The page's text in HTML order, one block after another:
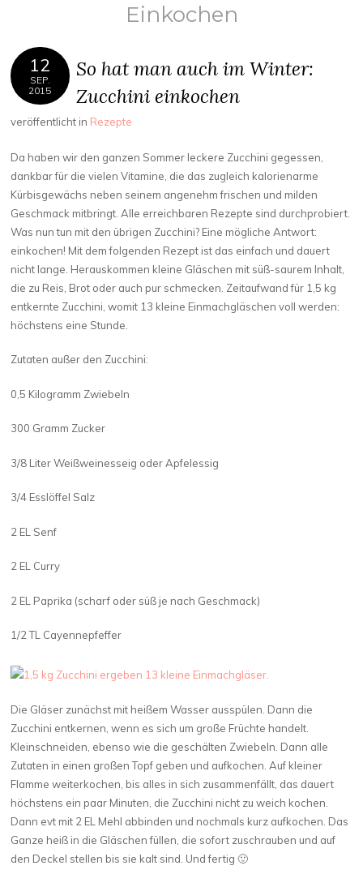
Einkochen
12
SEP.
2015
So hat man auch im Winter:
Zucchini einkochen
veröffentlicht in Rezepte
Da haben wir den ganzen Sommer leckere Zucchini gegessen,
dankbar für die vielen Vitamine, die das zugleich kalorienarme
Kürbisgewächs neben seinem angenehm frischen und milden
Geschmack mitbringt. Alle erreichbaren Rezepte sind durchprobiert.
Was nun tun mit den übrigen Zucchini? Eine mögliche Antwort:
einkochen! Mit dem folgenden Rezept ist das einfach und dauert
nicht lange. Herauskommen kleine Gläschen mit süß-saurem Inhalt,
die zu Reis, Brot oder auch pur schmecken. Zeitaufwand für 1,5 kg
entkernte Zucchini, womit 13 kleine Einmachgläschen voll werden:
höchstens eine Stunde.
Zutaten außer den Zucchini:
0,5 Kilogramm Zwiebeln
300 Gramm Zucker
3/8 Liter Weißweinesseig oder Apfelessig
3/4 Esslöffel Salz
2 EL Senf
2 EL Curry
2 EL Paprika (scharf oder süß je nach Geschmack)
1/2 TL Cayennepfeffer
Die Gläser zunächst mit heißem Wasser ausspülen. Dann die
Zucchini entkernen, wenn es sich um große Früchte handelt.
Kleinschneiden, ebenso wie die geschälten Zwiebeln. Dann alle
Zutaten in einen großen Topf geben und aufkochen. Auf kleiner
Flamme weiterkochen, bis alles in sich zusammenfällt, das dauert
höchstens ein paar Minuten, die Zucchini nicht zu weich kochen.
Dann evt mit 2 EL Mehl abbinden und nochmals kurz aufkochen. Das
Ganze heiß in die Gläschen füllen, die sofort zuschrauben und auf
den Deckel stellen bis sie kalt sind. Und fertig 🙂